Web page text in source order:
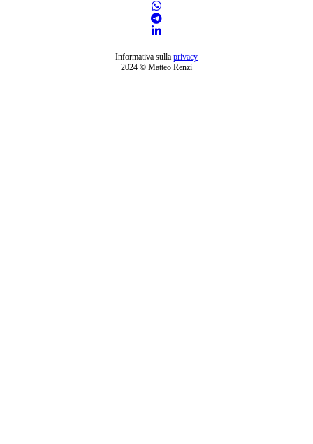
Informativa sulla privacy
2024 © Matteo Renzi